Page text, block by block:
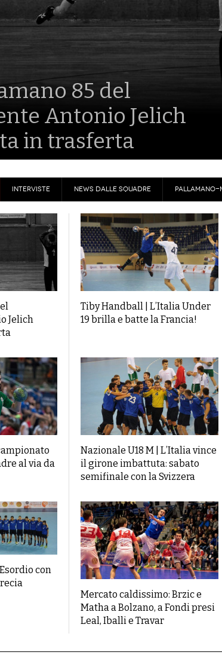
A1F | Torna
Femminile
5 giornate
e Conversano in
vetta
INTERVISTE NEWS DALLE SQUADRE PALLAMANO-
Jelich
Tiby Handball | L’Italia Under
al via da
Nazionale U18 M | L’Italia vince
il girone imbattuta: sabato
con
Mercato caldissimo: Brzic e
Matha a Bolzano, a Fondi presi